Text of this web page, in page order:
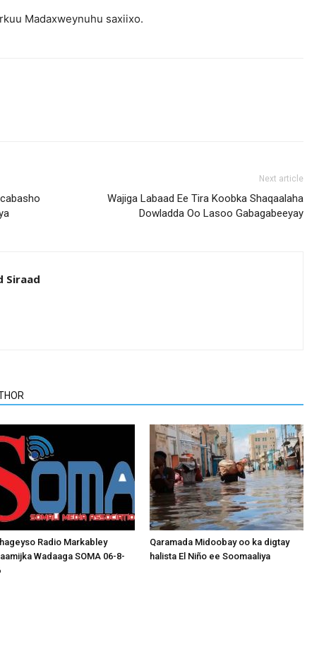
Madaxweynuhu saxiixo.
Next article
Wajiga Labaad Ee Tira Koobka Shaqaalaha
Dowladda Oo Lasoo Gabagabeeyay
Siraad
Radio Markabley
Wadaaga SOMA 06-8-
Qaramada Midoobay oo ka digtay
halista El Niño ee Soomaaliya